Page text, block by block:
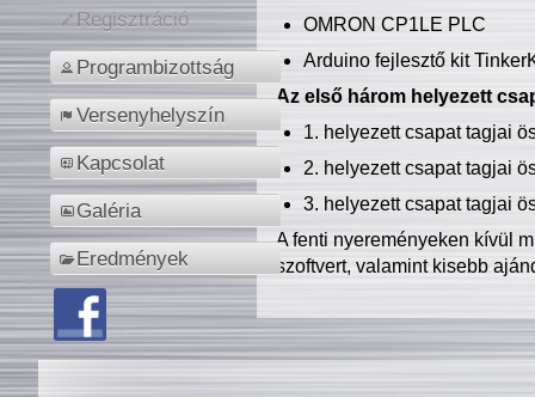
Regisztráció
Programbizottság
Versenyhelyszín
Kapcsolat
Galéria
Eredmények
OMRON CP1LE PLC
Arduino fejlesztő kit
Az első három helyezett
1. helyezett csapat tagjai
2. helyezett csapat tagjai
3. helyezett csapat tagjai
A fenti nyereményeken kívül
szoftvert, valamint kisebb